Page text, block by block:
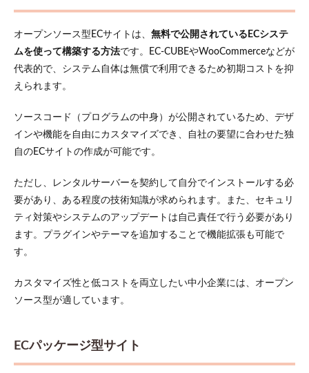
オープンソース型ECサイトは、 無料で公開されているECシステ
ムを使って構築する方法です。EC-CUBEやWooCommerceなどが
代表的で、システム自体は無償で利用できるため初期コストを抑
えられます。
ソースコード（プログラムの中身）が公開されているため、デザ
インや機能を自由にカスタマイズでき、自社の要望に合わせた独
自のECサイトの作成が可能です。
ただし、レンタルサーバーを契約して自分でインストールする必
要があり、ある程度の技術知識が求められます。また、セキュリ
ティ対策やシステムのアップデートは自己責任で行う必要があり
ます。プラグインやテーマを追加することで機能拡張も可能で
す。
カスタマイズ性と低コストを両立したい中小企業には、オープン
ソース型が適しています。
ECパッケージ型サイト